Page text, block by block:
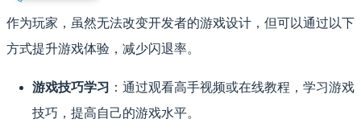
作为玩家，虽然无法改变开发者的游戏设计，但可以通过以下
方式提升游戏体验，减少闪退率。
游戏技巧学习 ：通过观看高手视频或在线教程，学习游戏
技巧，提高自己的游戏水平。